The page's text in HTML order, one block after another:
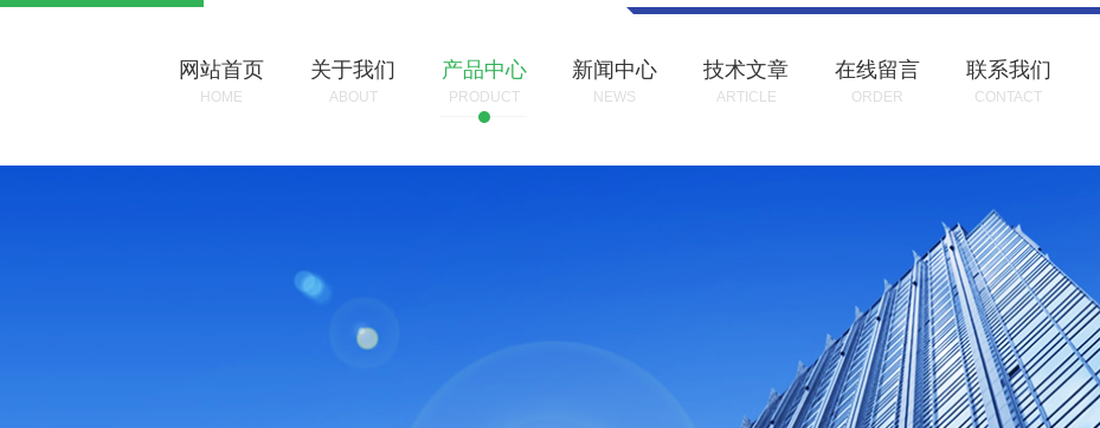
网站首页
HOME
关于我们
ABOUT
产品中心
PRODUCT
新闻中心
NEWS
技术文章
ARTICLE
在线留言
ORDER
联系我们
CONTACT